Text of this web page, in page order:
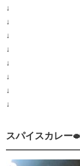
↓
↓
↓
↓
↓
↓
↓
↓
スパイスカレー